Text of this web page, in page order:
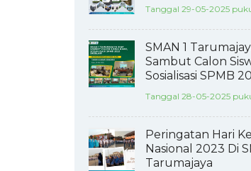
Tanggal 29-05-2025
SMAN 1
Sambut Calon
Sosialisasi SPMB
Tanggal 28-05-2025
Peringatan Hari
Nasional 2023 Di
Tarumajaya